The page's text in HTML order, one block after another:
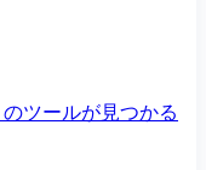
ツールが見つかる